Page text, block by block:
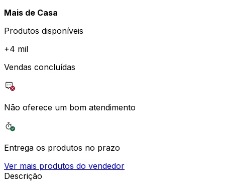
Mais de Casa
Produtos disponíveis
+4 mil
Vendas concluídas
Não oferece um bom atendimento
Entrega os produtos no prazo
Ver mais produtos do vendedor
Descrição